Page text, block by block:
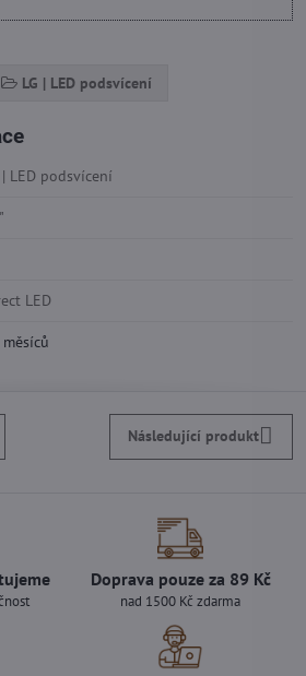
LG | LED podsvícení
| LED podsvícení
LED
Následující produkt
Doprava pouze za 89 Kč
nad 1500 Kč zdarma